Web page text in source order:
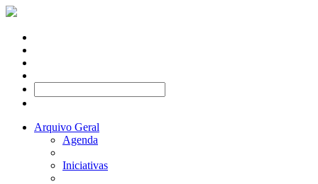
Arquivo Geral
Agenda
Iniciativas